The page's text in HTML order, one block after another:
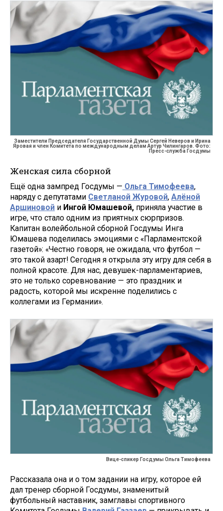
Заместители Председателя Государственной Думы Сергей Неверов и Ирина
Яровая и член Комитета по международным делам Артур Чилингаров. Фото:
Пресс-служба Госдумы
Женская сила сборной
Ещё одна зампред Госдумы — Ольга Тимофеева,
наряду с депутатами Светланой Журовой, Алёной
Аршиновой и Ингой Юмашевой, приняла участие в
игре, что стало одним из приятных сюрпризов.
Капитан волейбольной сборной Госдумы Инга
Юмашева поделилась эмоциями с «Парламентской
газетой»: «Честно говоря, не ожидала, что футбол —
это такой азарт! Сегодня я открыла эту игру для себя в
полной красоте. Для нас, девушек-парламентариев,
это не только соревнование — это праздник и
радость, которой мы искренне поделились с
коллегами из Германии».
Вице-спикер Госдумы Ольга Тимофеева
Рассказала она и о том задании на игру, которое ей
дал тренер сборной Госдумы, знаменитый
футбольный наставник, замглавы спортивного